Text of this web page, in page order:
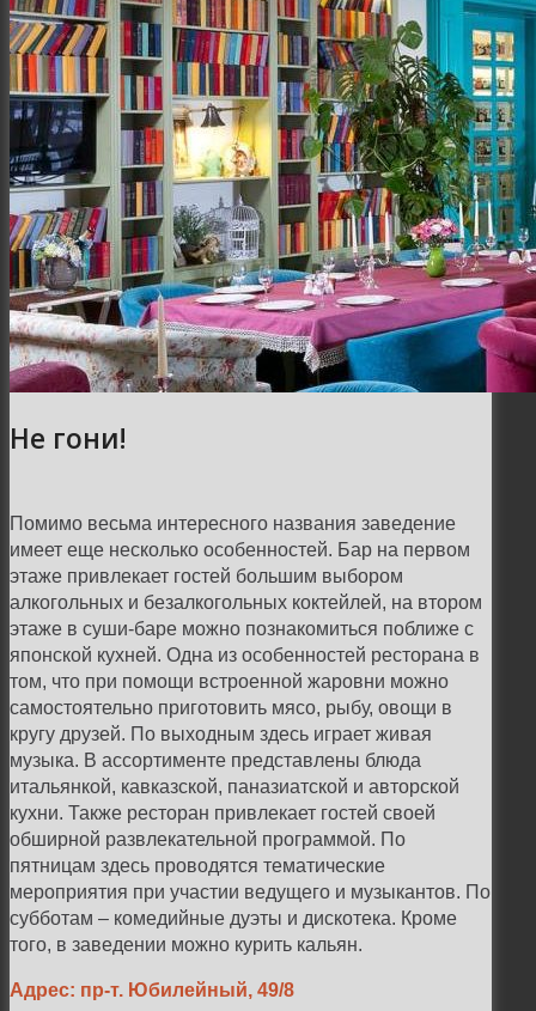
Не гони!
Помимо весьма интересного названия заведение
имеет еще несколько особенностей. Бар на первом
этаже привлекает гостей большим выбором
алкогольных и безалкогольных коктейлей, на втором
этаже в суши-баре можно познакомиться поближе с
японской кухней. Одна из особенностей ресторана в
том, что при помощи встроенной жаровни можно
самостоятельно приготовить мясо, рыбу, овощи в
кругу друзей. По выходным здесь играет живая
музыка. В ассортименте представлены блюда
итальянкой, кавказской, паназиатской и авторской
кухни. Также ресторан привлекает гостей своей
обширной развлекательной программой. По
пятницам здесь проводятся тематические
мероприятия при участии ведущего и музыкантов. По
субботам – комедийные дуэты и дискотека. Кроме
того, в заведении можно курить кальян.
Адрес: пр-т. Юбилейный, 49/8